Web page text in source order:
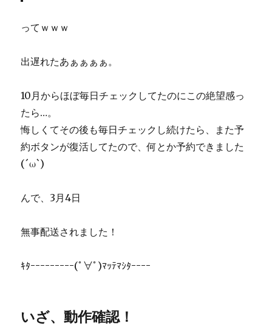
ってｗｗｗ
出遅れたあぁぁぁぁ。
10月からほぼ毎日チェックしてたのにこの絶望感っ
たら…。
悔しくてその後も毎日チェックし続けたら、また予
約ボタンが復活してたので、何とか予約できました
(´ω`)
んで、3月4日
無事配送されました！
ｷﾀｰｰｰｰｰｰｰｰｰ(ﾟ∀ﾟ)ﾏｯﾃﾏｼﾀｰｰｰｰ
いざ、動作確認！